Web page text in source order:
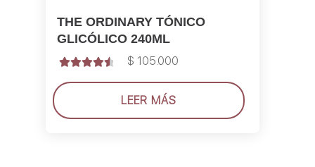
THE ORDINARY TÓNICO
GLICÓLICO 240ML
$ 105.000
LEER MÁS